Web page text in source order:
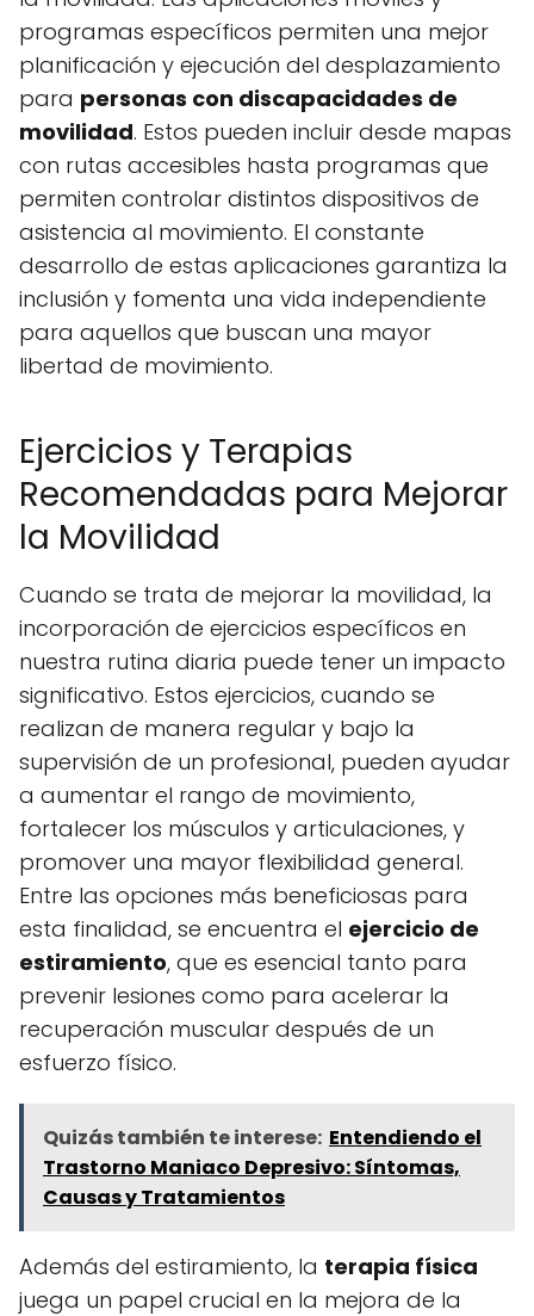
programas específicos permiten una mejor
planificación y ejecución del desplazamiento
para personas con discapacidades de
movilidad. Estos pueden incluir desde mapas
con rutas accesibles hasta programas que
permiten controlar distintos dispositivos de
asistencia al movimiento. El constante
desarrollo de estas aplicaciones garantiza la
inclusión y fomenta una vida independiente
para aquellos que buscan una mayor
libertad de movimiento.
Ejercicios y Terapias
Recomendadas para Mejorar
la Movilidad
Cuando se trata de mejorar la movilidad, la
incorporación de ejercicios específicos en
nuestra rutina diaria puede tener un impacto
significativo. Estos ejercicios, cuando se
realizan de manera regular y bajo la
supervisión de un profesional, pueden ayudar
a aumentar el rango de movimiento,
fortalecer los músculos y articulaciones, y
promover una mayor flexibilidad general.
Entre las opciones más beneficiosas para
esta finalidad, se encuentra el ejercicio de
estiramiento, que es esencial tanto para
prevenir lesiones como para acelerar la
recuperación muscular después de un
esfuerzo físico.
Quizás también te interese: Entendiendo el
Trastorno Maniaco Depresivo: Síntomas,
Causas y Tratamientos
Además del estiramiento, la terapia física
juega un papel crucial en la mejora de la